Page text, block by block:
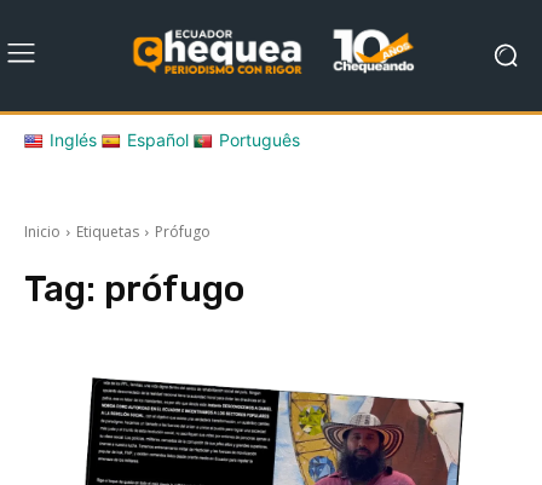
Inglés Español Português
Inicio Etiquetas Prófugo
Tag: prófugo